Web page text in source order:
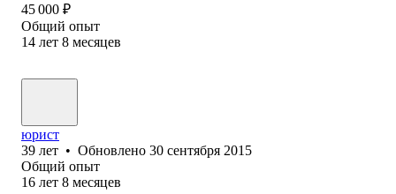
45 000 ₽
Общий опыт
14 лет 8 месяцев
юрист
39 лет • Обновлено 30 сентября 2015
Общий опыт
16 лет 8 месяцев